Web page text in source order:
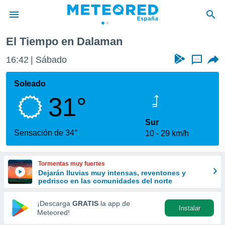
de
por
que se
calidad.
a este
las
y
forma
digital
basada
El Tiempo en Dalaman
16:42 Sábado ...
Soleado
31°
Sensación de 34°
Sur
10
29 km/h
Tormentas muy fuertes
Dejarán lluvias muy intensas, reventones y
pedrisco en las comunidades del norte
¡Descarga GRATIS la app de
Meteored!
Instalar